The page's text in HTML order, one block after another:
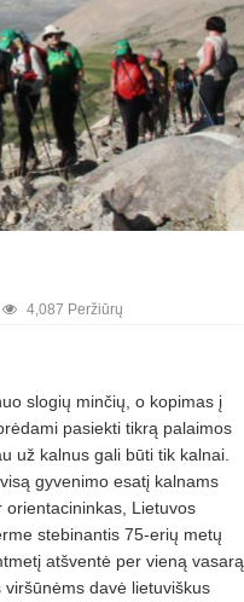
4,087 Peržiūrų
slogių minčių, o kopimas į
pasiekti tikrą palaimos
už kalnus gali būti tik kalnai.
gyvenimo esatį kalnams
Lietuvos
stebinantis 75-erių metų
atšventė per vieną vasarą
davė lietuviškus